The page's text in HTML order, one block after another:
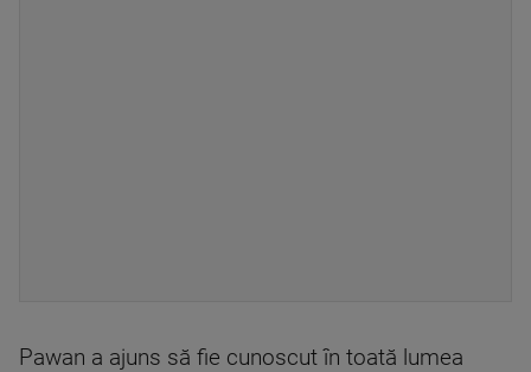
Pawan a ajuns să fie cunoscut în toată lumea